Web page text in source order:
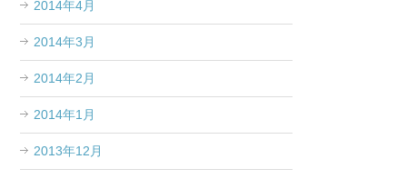
2014年4月
2014年3月
2014年2月
2014年1月
2013年12月